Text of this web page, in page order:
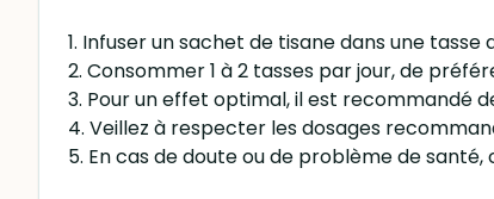
1. Infuser un sachet de tisane dans une
2. Consommer 1 à 2 tasses par jour, de
3. Pour un effet optimal, il est recommandé
4. Veillez à respecter les dosages
5. En cas de doute ou de problème de